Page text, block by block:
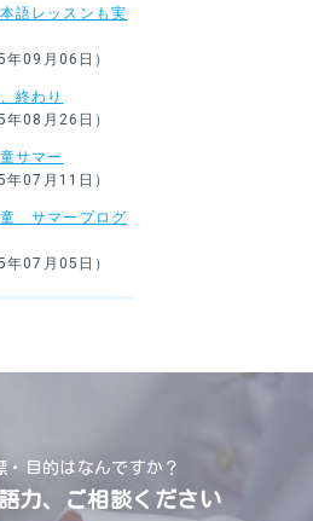
語レッスンも実
年09月06日）
終わり
年08月26日）
サマー
年07月11日）
サマープログ
年07月05日）
・目的はなんですか？
力、ご相談ください